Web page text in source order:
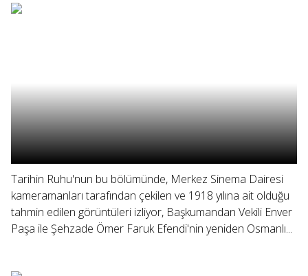
Tarihin Ruhu'nun bu bölümünde, Merkez Sinema Dairesi
kameramanları tarafından çekilen ve 1918 yılına ait olduğu
tahmin edilen görüntüleri izliyor, Başkumandan Vekili Enver
Paşa ile Şehzade Ömer Faruk Efendi'nin yeniden Osmanlı...